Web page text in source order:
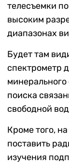
телесъемки
высоким
диапазонах
Будет там
спектрометр
минерального
поиска
свободной
Кроме того,
поставить
изучения